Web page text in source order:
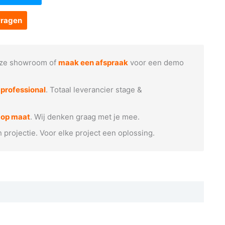
showroom ofmaak een afspraak voor een demo
professional. Totaal leverancier stage &
maat. Wij denken graag met je mee.
projectie. Voor elke project een oplossing.